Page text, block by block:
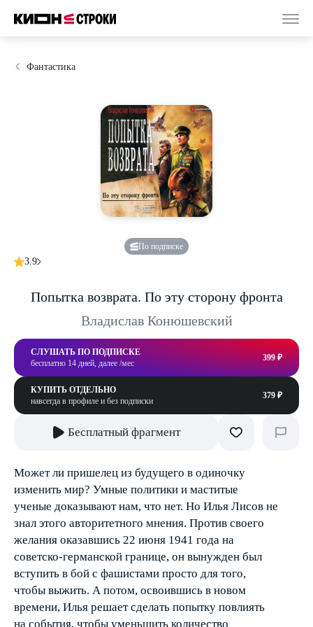
Фантастика
По подписке
3.9
Попытка возврата. По эту сторону фронта
Владислав Конюшевский
СЛУШАТЬ ПО ПОДПИСКЕ
бесплатно 14 дней, далее /мес
399 ₽
КУПИТЬ ОТДЕЛЬНО
навсегда в профиле и без подписки
379 ₽
Бесплатный фрагмент
Может ли пришелец из будущего в одиночку
изменить мир? Умные политики и маститые
ученые доказывают нам, что нет. Но Илья Лисов не
знал этого авторитетного мнения. Против своего
желания оказавшись 22 июня 1941 года на
советско-германской границе, он вынужден был
вступить в бой с фашистами просто для того,
чтобы выжить. А потом, освоившись в новом
времени, Илья решает сделать попытку повлиять
на события, чтобы уменьшить количество